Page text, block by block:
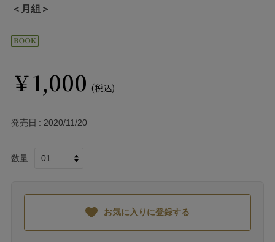
＜月組＞
￥1,000 (税込)
発売日 2020/11/20
数量
お気に入りに登録する